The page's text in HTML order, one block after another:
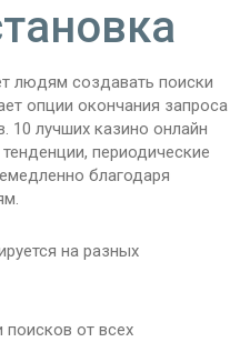
людям создавать поиски
опции окончания запроса
10 лучших казино онлайн
периодические
благодаря
на разных
поисков от всех